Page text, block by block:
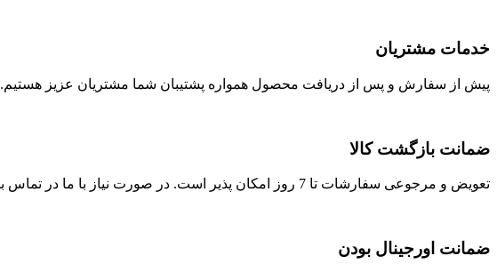
خدمات مشتریان
پیش از سفارش و پس از دریافت محصول همواره پشتیبان شما مشتریان عزیز هستیم.
ضمانت بازگشت کالا
تعویض و مرجوعی سفارشات تا 7 روز امکان پذیر است. در صورت نیاز با ما در تماس باشید.
ضمانت اورجینال بودن